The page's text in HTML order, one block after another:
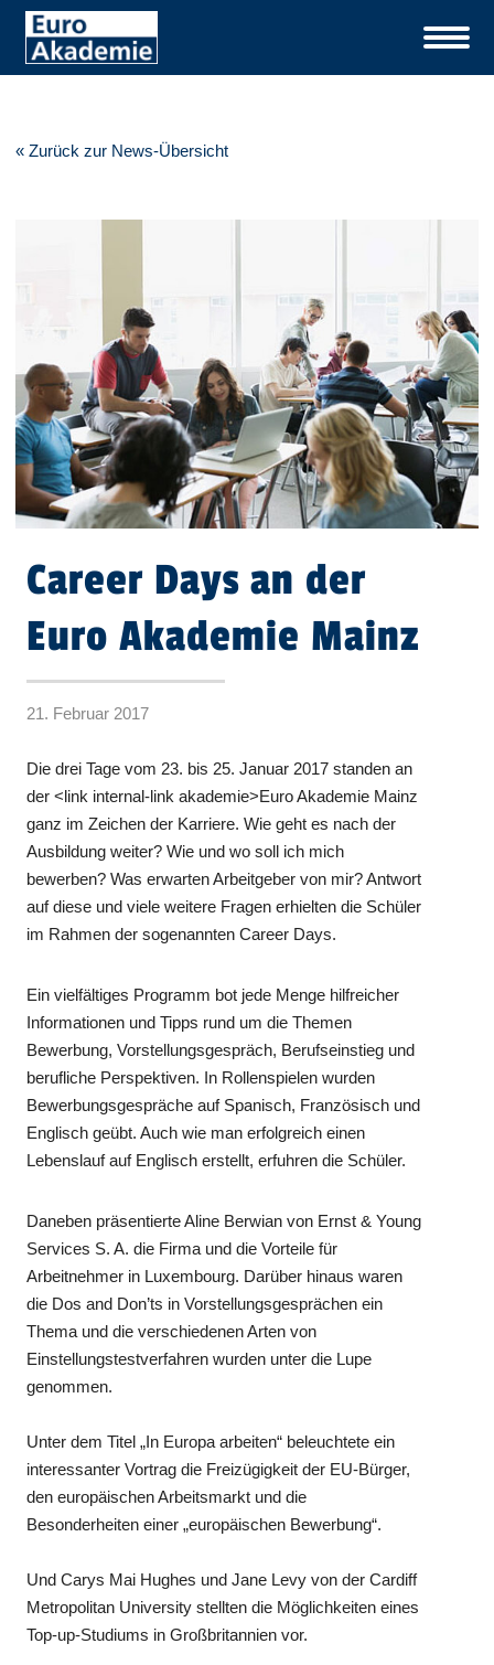
« Zurück zur News-Übersicht
Career Days an der
Euro Akademie Mainz
21. Februar 2017
Die drei Tage vom 23. bis 25. Januar 2017 standen an
der <link internal-link akademie>Euro Akademie Mainz
ganz im Zeichen der Karriere. Wie geht es nach der
Ausbildung weiter? Wie und wo soll ich mich
bewerben? Was erwarten Arbeitgeber von mir? Antwort
auf diese und viele weitere Fragen erhielten die Schüler
im Rahmen der sogenannten Career Days.
Ein vielfältiges Programm bot jede Menge hilfreicher
Informationen und Tipps rund um die Themen
Bewerbung, Vorstellungsgespräch, Berufseinstieg und
berufliche Perspektiven. In Rollenspielen wurden
Bewerbungsgespräche auf Spanisch, Französisch und
Englisch geübt. Auch wie man erfolgreich einen
Lebenslauf auf Englisch erstellt, erfuhren die Schüler.
Daneben präsentierte Aline Berwian von Ernst & Young
Services S. A. die Firma und die Vorteile für
Arbeitnehmer in Luxembourg. Darüber hinaus waren
die Dos and Don’ts in Vorstellungsgesprächen ein
Thema und die verschiedenen Arten von
Einstellungstestverfahren wurden unter die Lupe
genommen.
Unter dem Titel „In Europa arbeiten“ beleuchtete ein
interessanter Vortrag die Freizügigkeit der EU-Bürger,
den europäischen Arbeitsmarkt und die
Besonderheiten einer „europäischen Bewerbung“.
Und Carys Mai Hughes und Jane Levy von der Cardiff
Metropolitan University stellten die Möglichkeiten eines
Top-up-Studiums in Großbritannien vor.